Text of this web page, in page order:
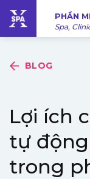
Bỏ
qua
nội
PHẦN
Spa,
BLOG
Lợi ích
tự
trong